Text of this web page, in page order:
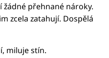
žádné přehnané nároky.
zcela zatahují. Dospělá
miluje stín.